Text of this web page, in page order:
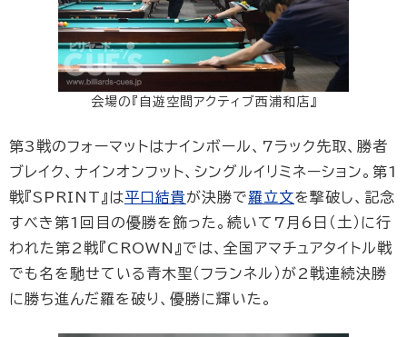
会場の『自遊空間アクティブ西浦和店』
第3戦のフォーマットはナインボール、7ラック先取、勝者
ブレイク、ナインオンフット、シングルイリミネーション。第1
戦『SPRINT』は平口結貴が決勝で羅立文を撃破し、記念
すべき第1回目の優勝を飾った。続いて7月6日（土）に行
われた第2戦『CROWN』では、全国アマチュアタイトル戦
でも名を馳せている青木聖（フランネル）が2戦連続決勝
に勝ち進んだ羅を破り、優勝に輝いた。